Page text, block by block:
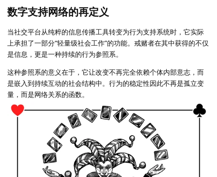
数字支持网络的再定义
当社交平台从纯粹的信息传播工具转变为行为支持系统时，它实际
上承担了一部分“轻量级社会工作”的功能。戒赌者在其中获得的不仅
是信息，更是一种持续的行为参照系。
这种参照系的意义在于，它让改变不再完全依赖个体内部意志，而
是嵌入到持续互动的社会结构中。行为的稳定性因此不再是孤立变
量，而是网络关系的函数。